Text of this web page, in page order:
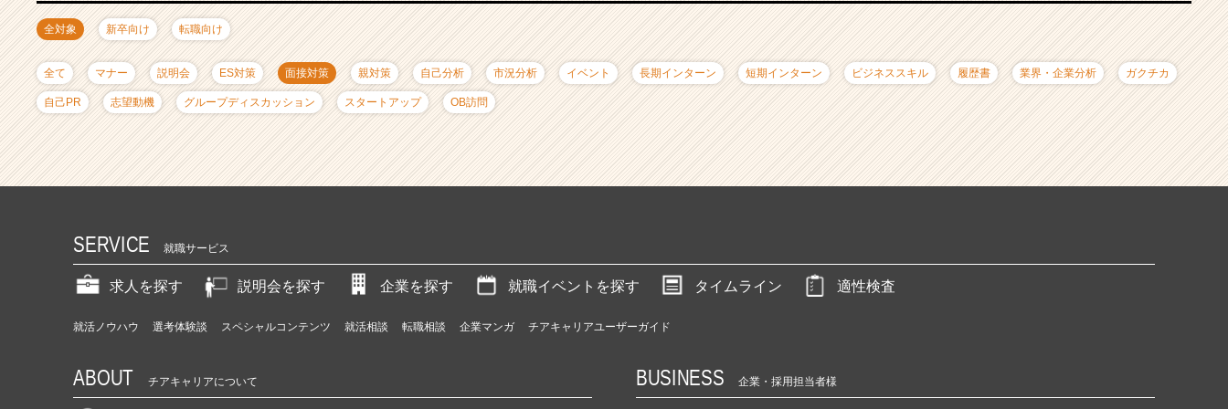
ャ
リ
ア
（C
h
e
e
r）
全対象 新卒向け 転職向け
全て マナー 説明会 ES対策 面接対策 親対策 自己分析 市況分析 イベント 長期インターン 短期インターン ビジネススキル 履歴書 業界・企業分析 ガクチカ
自己PR 志望動機 グループディスカッション スタートアップ OB訪問
SERVICE 就職サービス
求人を探す 説明会を探す 企業を探す 就職イベントを探す タイムライン 適性検査
就活ノウハウ 選考体験談 スペシャルコンテンツ 就活相談 転職相談 企業マンガ チアキャリアユーザーガイド
ABOUT チアキャリアについて BUSINESS 企業・採用担当者様